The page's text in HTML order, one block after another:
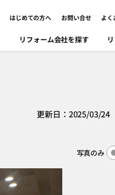
はじめての方へ お問い合せ よく
リフォーム会社を探す
更新日：2025/03/24
写真のみ